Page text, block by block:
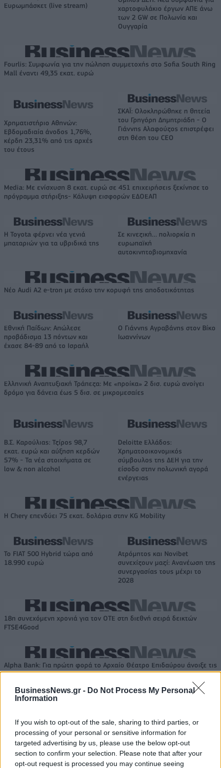
BusinessNews.gr - Do Not Process My Personal
Information
If you wish to opt-out of the sale, sharing to third parties, or
processing of your personal or sensitive information for
targeted advertising by us, please use the below opt-out
section to confirm your selection. Please note that after your
opt-out request is processed you may continue seeing
Ευρωμπάσκετ (live stream)
χαρτοφυλάκιο έργων ΑΠΕ άνω
των 2 GW σε Πολωνία και
Ουγγαρία
Fourlis: Συμφωνία για την πώληση συμμετοχής στο Sofia South Ring
Mall έναντι 49,35 εκατ. ευρώ
Χρηματιστήριο Αθηνών:
Εβδομαδιαία άνοδος 1,76%,
κέρδη 23,31% από τις αρχές
του έτους
ΣΚΑΪ: Ολοκληρώθηκε η θητεία
του Γρηγόρη Δημητριάδη - Ο
Γιάννης Αλαφούζος επιστρέφει
στη θέση του CEO
Media: Με ενίσχυση 8 εκατ. ευρώ σε 451 επιχειρήσεις ξεκίνησε το
πρόγραμμα στήριξης- Κάλυψη εισφορών ΕΔΟΕΑΠ
Η Toyota φέρνει νέα γενιά
μπαταριών για τα υβριδικά της
Σε κινεζική… πολιορκία η
ευρωπαϊκή
αυτοκινητοβιομηχανία
Νέο Audi A2 e-tron με στόχο την κορυφή της αποδοτικότητας
Εθνική Παίδων: Απώλεσε
προβάδισμα 13 πόντων και
έχασε 84-89 από το Ισραήλ
Ο Γιάννης Αγραβάνης στον Βίκο
Ιωαννίνων
Ελληνική Αναπτυξιακή Τράπεζα: Με «προίκα» 2 δισ. ευρώ ανοίγει
δρόμο για δάνεια έως 5 δισ. σε μικρομεσαίες
Β.Σ. Καρούλιας: Τζίρος 98,7
εκατ. ευρώ και αύξηση κερδών
57% - Τα νέα στοιχήματα σε
low & non alcohol
Deloitte Ελλάδος:
Χρηματοοικονομικός
σύμβουλος της ΔΕΗ για την
είσοδο στην πολωνική αγορά
ενέργειας
Η Chery επενδύει 75 εκατ. δολάρια στην KG Mobility
Το FIAT 500 Hybrid τώρα από
18.990 ευρώ
Ατρόμητος και Novibet
συνεχίζουν μαζί: Ανανέωση της
συνεργασίας τους μέχρι το
2028
18η συνεχόμενη χρονιά για τον ΟΤΕ στη διεθνή σειρά δεικτών
FTSE4Good
Alpha Bank: Για πρώτη φορά το Αρχαίο Θέατρο Επιδαύρου άνοιξε τις
πύλες του σε όλους
ΠΕΡΙΣΣΌΤΕΡΑ ΣΕ ΑΥΤΉ ΤΗΝ ΚΑΤΗΓΟΡΊΑ